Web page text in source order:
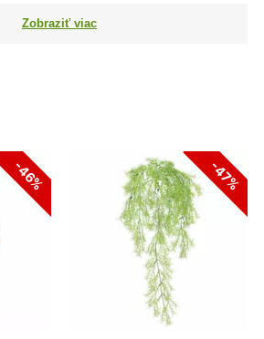
umelých rastlín, ktoré budú
si poradiť od našich
si zoradenie našich
najpopulárnejších, ktoré sa
zákazníkov skutočne tou
-46% -47%